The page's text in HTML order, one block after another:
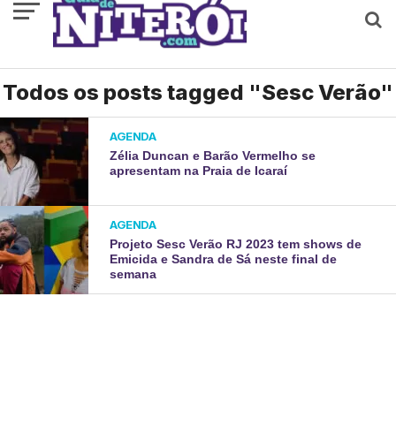
Todos os posts tagged "Sesc Verão"
AGENDA
Zélia Duncan e Barão Vermelho se
apresentam na Praia de Icaraí
AGENDA
Projeto Sesc Verão RJ 2023 tem shows de
Emicida e Sandra de Sá neste final de
semana